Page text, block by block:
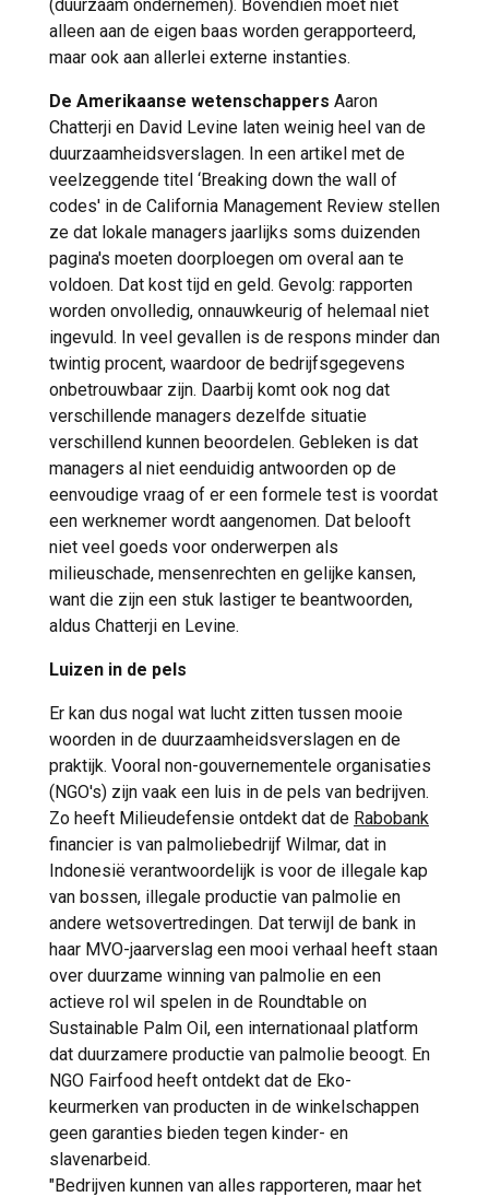
(duurzaam ondernemen). Bovendien moet niet
alleen aan de eigen baas worden gerapporteerd,
maar ook aan allerlei externe instanties.
De Amerikaanse wetenschappers Aaron
Chatterji en David Levine laten weinig heel van de
duurzaamheidsverslagen. In een artikel met de
veelzeggende titel ‘Breaking down the wall of
codes' in de California Management Review stellen
ze dat lokale managers jaarlijks soms duizenden
pagina's moeten doorploegen om overal aan te
voldoen. Dat kost tijd en geld. Gevolg: rapporten
worden onvolledig, onnauwkeurig of helemaal niet
ingevuld. In veel gevallen is de respons minder dan
twintig procent, waardoor de bedrijfsgegevens
onbetrouwbaar zijn. Daarbij komt ook nog dat
verschillende managers dezelfde situatie
verschillend kunnen beoordelen. Gebleken is dat
managers al niet eenduidig antwoorden op de
eenvoudige vraag of er een formele test is voordat
een werknemer wordt aangenomen. Dat belooft
niet veel goeds voor onderwerpen als
milieuschade, mensenrechten en gelijke kansen,
want die zijn een stuk lastiger te beantwoorden,
aldus Chatterji en Levine.
Luizen in de pels
Er kan dus nogal wat lucht zitten tussen mooie
woorden in de duurzaamheidsverslagen en de
praktijk. Vooral non-gouvernementele organisaties
(NGO's) zijn vaak een luis in de pels van bedrijven.
Zo heeft Milieudefensie ontdekt dat de Rabobank
financier is van palmoliebedrijf Wilmar, dat in
Indonesië verantwoordelijk is voor de illegale kap
van bossen, illegale productie van palmolie en
andere wetsovertredingen. Dat terwijl de bank in
haar MVO-jaarverslag een mooi verhaal heeft staan
over duurzame winning van palmolie en een
actieve rol wil spelen in de Roundtable on
Sustainable Palm Oil, een internationaal platform
dat duurzamere productie van palmolie beoogt. En
NGO Fairfood heeft ontdekt dat de Eko-
keurmerken van producten in de winkelschappen
geen garanties bieden tegen kinder- en
slavenarbeid.
"Bedrijven kunnen van alles rapporteren, maar het